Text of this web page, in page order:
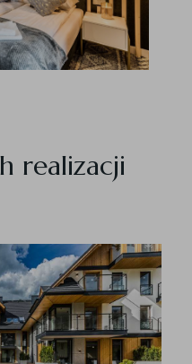
realizacji